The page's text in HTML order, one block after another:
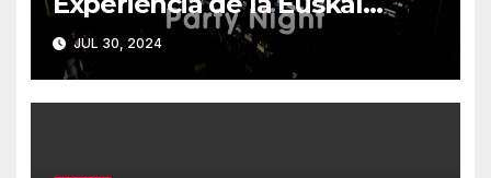
Encounter 32 – Party Night
2024
JUL 30, 2024